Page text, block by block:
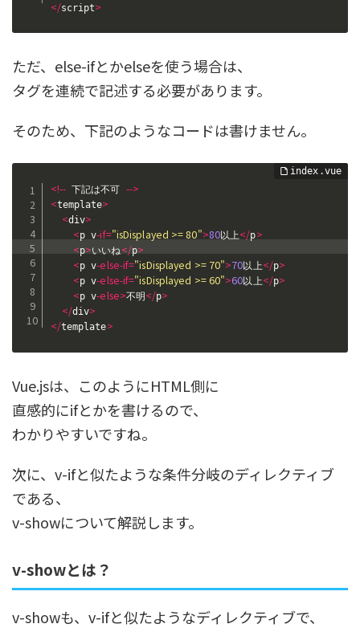
</script>
ただ、else-ifとかelseを使う場合は、
タグを連続で記述する必要があります。
そのため、下記のようなコードは書けません。
<!-- 下記は不可 -->
<template>
<div>
<p v-if="isDisplayed >= 80">80以上</p>
<p>いいね</p>
<p v-else-if="isDisplayed >= 70">70以上</p>
<p v-else-if="isDisplayed >= 60">60以上</p>
<p v-else>不明 </p>
</div>
</template>
Vue.jsは、このようにHTML側に
直感的にifとかを書けるので、
わかりやすいですね。
次に、v-ifと似たような条件分岐のディレクティブ
である、
v-showについて解説します。
v-showとは？
v-showも、v-ifと似たようなディレクティブで、